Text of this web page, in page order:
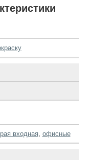
входная, офисные